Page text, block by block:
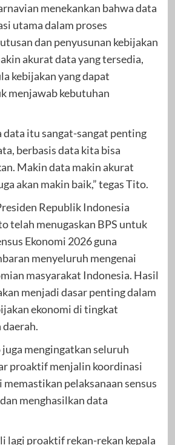
menekankan bahwa data
utama dalam proses
dan penyusunan kebijakan
akurat data yang tersedia,
kebijakan yang dapat
menjawab kebutuhan
data itu sangat-sangat penting
berbasis data kita bisa
Makin data makin akurat
akan makin baik,” tegas Tito.
Republik Indonesia
telah menugaskan BPS untuk
Ekonomi 2026 guna
menyeluruh mengenai
masyarakat Indonesia. Hasil
menjadi dasar penting dalam
ekonomi di tingkat
mengingatkan seluruh
proaktif menjalin koordinasi
memastikan pelaksanaan sensus
menghasilkan data
lagi proaktif rekan-rekan kepala